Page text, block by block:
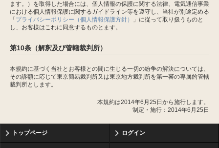
ます。）を取得した場合には、個人情報の保護に関する法律、電気通信事業
における個人情報保護に関するガイドライン等を遵守し、当社が別途定める
「 プライバシーポリシー（個人情報保護方針）
」に従って取り扱うものと
し、お客様はこれに同意するものとます。
第10条（解釈及び管轄裁判所）
本規約に基づく当社とお客様との間に生じる一切の紛争の解決については、
その訴額に応じて東京簡易裁判所又は東京地方裁判所を第一審の専属的管轄
裁判所とします。
本規約は2014年6月25日から施行します。
制定・施行：2014年6月25日
トップページ ログイン